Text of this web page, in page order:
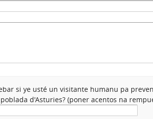
si ye usté un visitante humanu pa
d'Asturies? (poner acentos na